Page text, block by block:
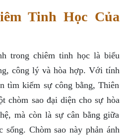
Tinh Học Của
trong chiêm tinh học là biểu
công lý và hòa hợp. Với tính
tìm kiếm sự công bằng, Thiên
chòm sao đại diện cho sự hòa
mà còn là sự cân bằng giữa
sống. Chòm sao này phản ánh